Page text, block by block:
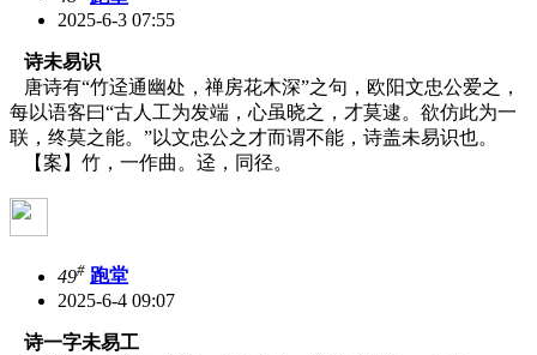
2025-6-3 07:55
诗未易识
唐诗有“竹迳通幽处，禅房花木深”之句，欧阳文忠公爱之，
每以语客曰“古人工为发端，心虽晓之，才莫逮。欲仿此为一
联，终莫之能。”以文忠公之才而谓不能，诗盖未易识也。
【案】竹，一作曲。迳，同径。
49# 跑堂
2025-6-4 09:07
诗一字未易工